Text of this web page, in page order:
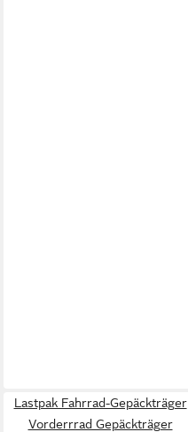
Lastpak Fahrrad-Gepäckträger
Vorderrrad Gepäckträger